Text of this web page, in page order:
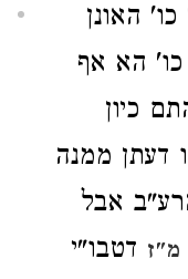
האונן
כו' הא אף
כיון
דעתן ממנה
אבל
מ"ז דטבו"י